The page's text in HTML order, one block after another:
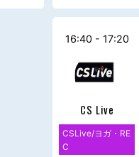
16:40 - 17:20
CS Live
CSLive/ヨガ・RE
C